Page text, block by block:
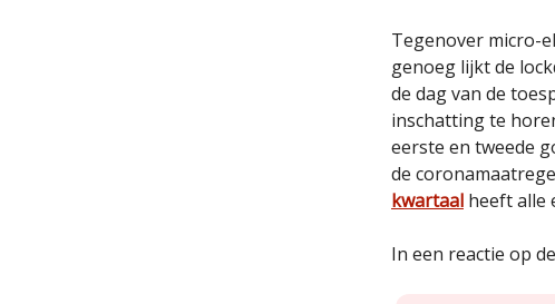
Tegenover micro-
genoeg lijkt de
de dag van de
inschatting te
eerste en tweede
de
kwartaal heeft alle
In een reactie op